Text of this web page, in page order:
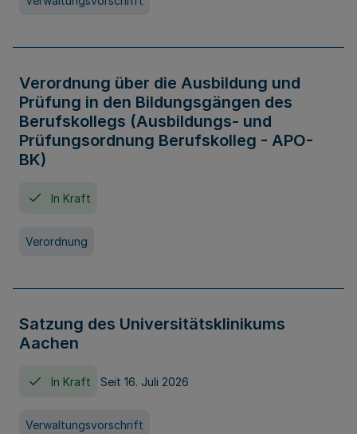
Verordnung über die Ausbildung und
Prüfung in den Bildungsgängen des
Berufskollegs (Ausbildungs- und
Prüfungsordnung Berufskolleg - APO-
BK)
In Kraft
Verordnung
Satzung des Universitätsklinikums
Aachen
In Kraft Seit 16. Juli 2026
Verwaltungsvorschrift